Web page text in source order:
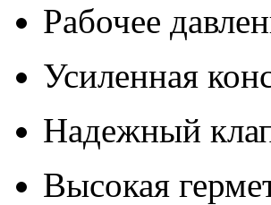
Рабочее
Усиленная
Надежный
Высокая